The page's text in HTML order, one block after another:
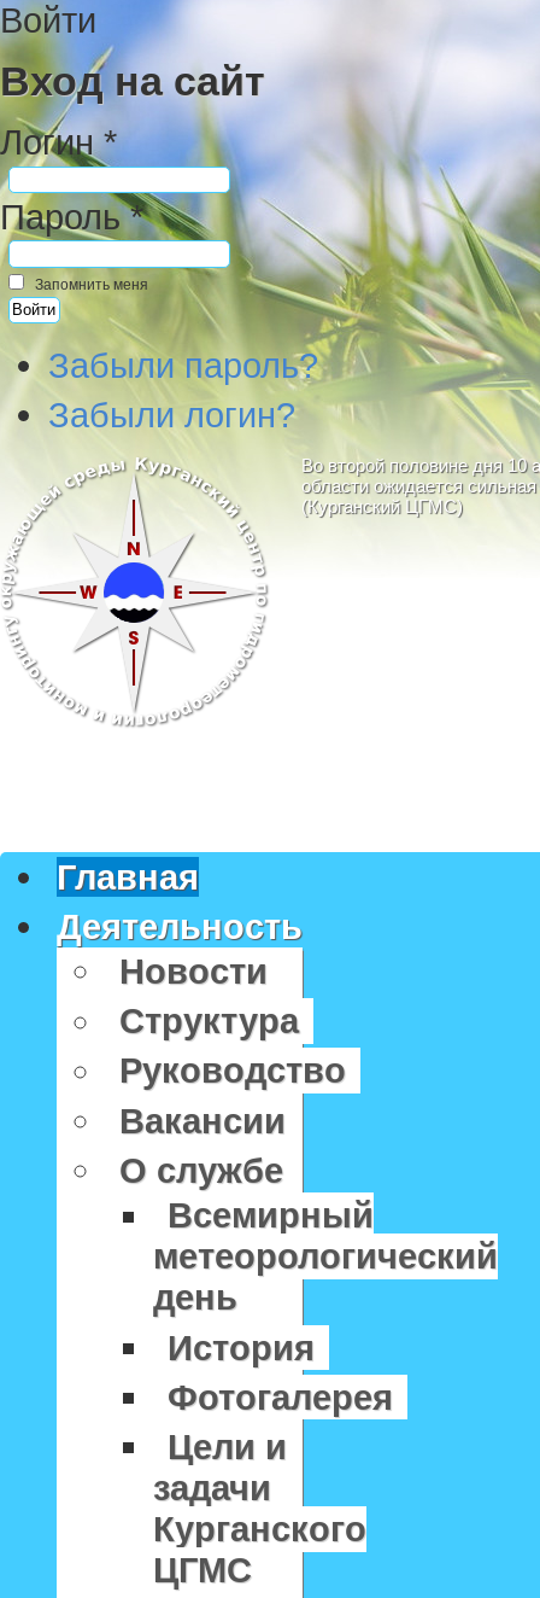
Войти
Вход на сайт
Логин *
Пароль *
Запомнить меня
Забыли пароль?
Забыли логин?
Во второй половине дня 10
области ожидается
(Курганский ЦГМС)
Главная
Деятельность
Новости
Структура
Руководство
Вакансии
О службе
Всемирный
метеорологический
день
История
Фотогалерея
Цели и
задачи
Курганского
ЦГМС